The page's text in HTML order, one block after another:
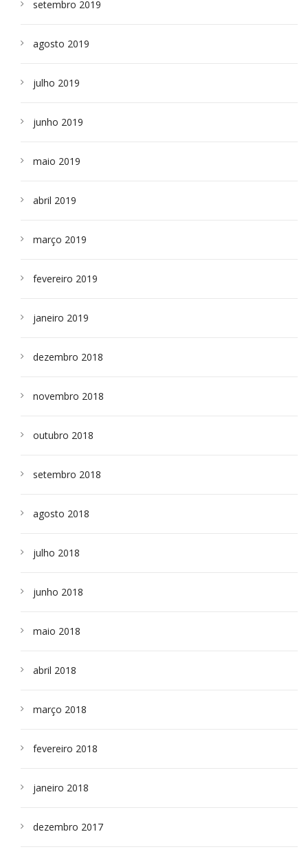
setembro 2019
agosto 2019
julho 2019
junho 2019
maio 2019
abril 2019
março 2019
fevereiro 2019
janeiro 2019
dezembro 2018
novembro 2018
outubro 2018
setembro 2018
agosto 2018
julho 2018
junho 2018
maio 2018
abril 2018
março 2018
fevereiro 2018
janeiro 2018
dezembro 2017